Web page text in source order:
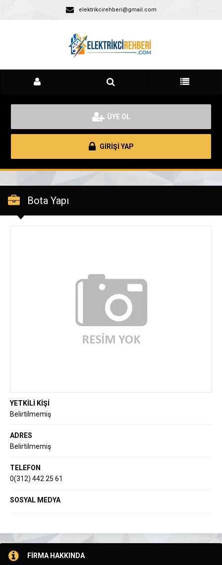
elektrikcirehberi@gmail.com
ÜYE OL
GİRİŞİ YAP
Bota Yapı
YETKİLİ KİŞİ
Belirtilmemiş
ADRES
Belirtilmemiş
TELEFON
0(312) 442 25 61
SOSYAL MEDYA
FİRMA HAKKINDA